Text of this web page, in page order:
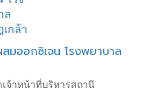
มออกซิเจน โรงพยาบาล
จ้าหน้าที่บริหารสถานี